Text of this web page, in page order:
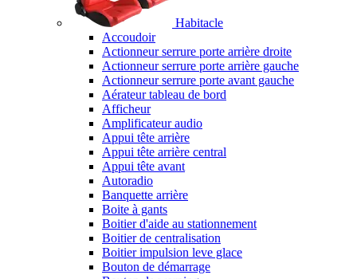
Habitacle
Accoudoir
Actionneur serrure porte arrière droite
Actionneur serrure porte arrière gauche
Actionneur serrure porte avant gauche
Aérateur tableau de bord
Afficheur
Amplificateur audio
Appui tête arrière
Appui tête arrière central
Appui tête avant
Autoradio
Banquette arrière
Boite à gants
Boitier d'aide au stationnement
Boitier de centralisation
Boitier impulsion leve glace
Bouton de démarrage